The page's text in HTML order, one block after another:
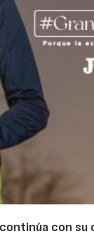
continúa con su